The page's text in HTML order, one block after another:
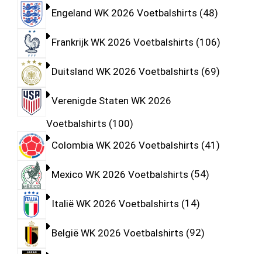
Engeland WK 2026 Voetbalshirts 48
Frankrijk WK 2026 Voetbalshirts 106
Duitsland WK 2026 Voetbalshirts 69
Verenigde Staten WK 2026
Voetbalshirts 100
Colombia WK 2026 Voetbalshirts 41
Mexico WK 2026 Voetbalshirts 54
Italië WK 2026 Voetbalshirts 14
België WK 2026 Voetbalshirts 92